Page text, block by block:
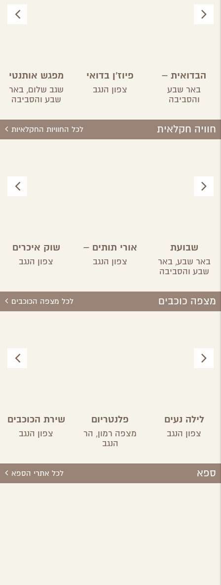
הבדואית –
אירוח בדואי
באר שבע
והסביבה
פיוז'ן בדואי
צפון הנגב
מפגש אותנטי
בסגנון מודרני
– פאטמה אבו
שגב שלום,באר
שבע והסביבה
חוויה חקלאית לכל החוויות החקלאיות
שבועת
האדמה-
חקלאות
באר שבע,באר
שבע והסביבה
אורי תותים –
קטיף עצמי
של תות תלוי
צפון הנגב
שוק איכרים
ומעצבים
צפון הנגב
מצפה כוכבים לכל מצפה הכוכבים
לילה נעים
במדבר
צפון הנגב
פלנטריום
מצפה רמון
מצפה רמון, הר
הנגב
שירת הכוכבים
צפון הנגב
ספא לכל אתרי הספא